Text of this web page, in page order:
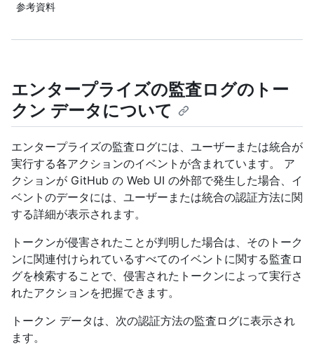
参考資料
エンタープライズの監査ログのトー
クン データについて
エンタープライズの監査ログには、ユーザーまたは統合が
実行する各アクションのイベントが含まれています。 ア
クションが GitHub の Web UI の外部で発生した場合、イ
ベントのデータには、ユーザーまたは統合の認証方法に関
する詳細が表示されます。
トークンが侵害されたことが判明した場合は、そのトーク
ンに関連付けられているすべてのイベントに関する監査ロ
グを検索することで、侵害されたトークンによって実行さ
れたアクションを把握できます。
トークン データは、次の認証方法の監査ログに表示され
ます。